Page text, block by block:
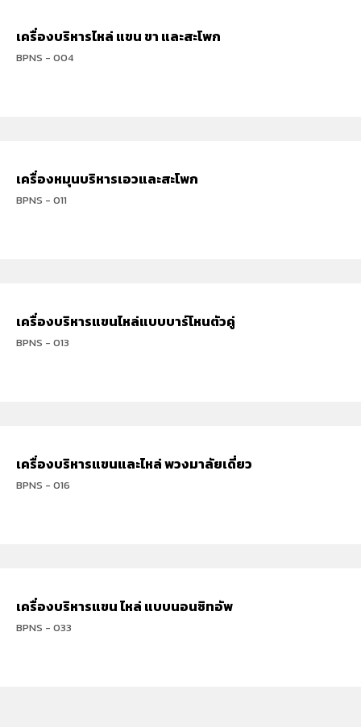
เครื่องบริหารไหล่ แขน ขา และสะโพก
BPNS - 004
เครื่องหมุนบริหารเอวและสะโพก
BPNS - 011
เครื่องบริหารแขนไหล่แบบบาร์โหนตัวคู่
BPNS - 013
เครื่องบริหารแขนและไหล่ พวงมาลัยเดี่ยว
BPNS - 016
เครื่องบริหารแขน ไหล่ แบบนอนซิทอัพ
BPNS - 033